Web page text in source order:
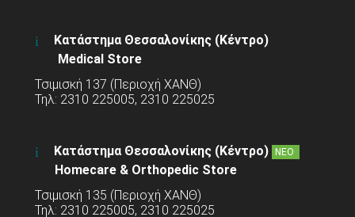
Κατάστημα Θεσσαλονίκης (Κέντρο)
Medical Store
Τσιμισκή 137 (Περιοχή ΧΑΝΘ)
Τηλ: 2310 225005, 2310 225025
Κατάστημα Θεσσαλονίκης (Κέντρο) ΝΕΟ
Homecare & Orthopedic Store
Τσιμισκή 135 (Περιοχή ΧΑΝΘ)
Τηλ: 2310 225005, 2310 225025